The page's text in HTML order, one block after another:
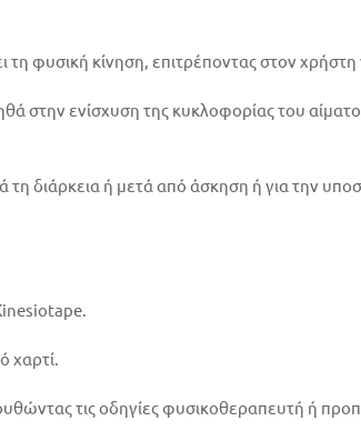
τη φυσική κίνηση, επιτρέποντας στον
στην ενίσχυση της κυκλοφορίας του
τη διάρκεια ή μετά από άσκηση ή για την
χαρτί.
τις οδηγίες φυσικοθεραπευτή ή